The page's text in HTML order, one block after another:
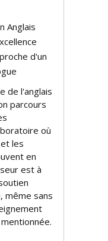
Anglais
d'un
de l'anglais
parcours
où
les
en
est à
même sans